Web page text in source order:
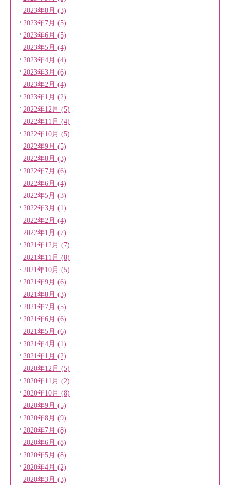
2023年8月 (3)
2023年7月 (5)
2023年6月 (5)
2023年5月 (4)
2023年4月 (4)
2023年3月 (6)
2023年2月 (4)
2023年1月 (2)
2022年12月 (5)
2022年11月 (4)
2022年10月 (5)
2022年9月 (5)
2022年8月 (3)
2022年7月 (6)
2022年6月 (4)
2022年5月 (3)
2022年3月 (1)
2022年2月 (4)
2022年1月 (7)
2021年12月 (7)
2021年11月 (8)
2021年10月 (5)
2021年9月 (6)
2021年8月 (3)
2021年7月 (5)
2021年6月 (6)
2021年5月 (6)
2021年4月 (1)
2021年1月 (2)
2020年12月 (5)
2020年11月 (2)
2020年10月 (8)
2020年9月 (5)
2020年8月 (9)
2020年7月 (8)
2020年6月 (8)
2020年5月 (8)
2020年4月 (2)
2020年3月 (3)